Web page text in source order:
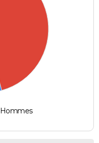
Hommes